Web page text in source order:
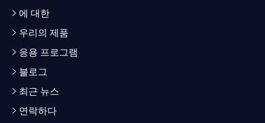
에 대한
우리의 제품
응용 프로그램
블로그
최근 뉴스
연락하다